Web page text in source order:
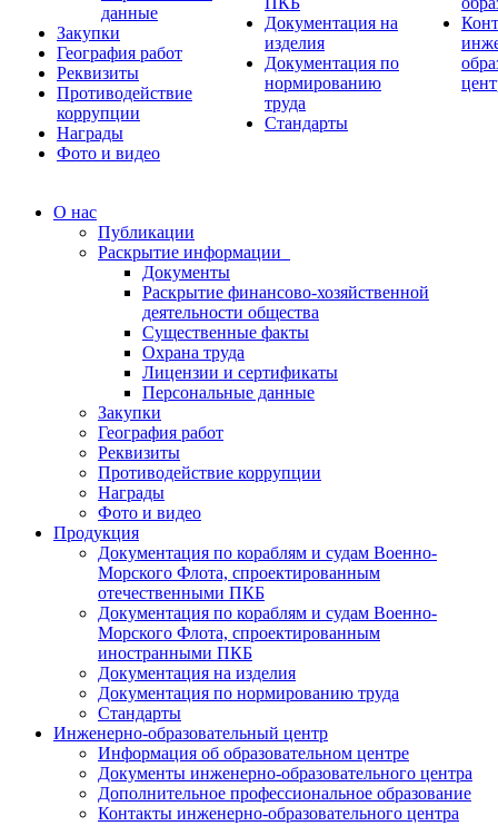
данные
Закупки
География работ
Реквизиты
Противодействие
коррупции
Награды
Фото и видео
Документация на
изделия
Документация по
нормированию
труда
Стандарты
О нас
Публикации
Раскрытие информации
Документы
Раскрытие финансово-хозяйственной
деятельности общества
Существенные факты
Охрана труда
Лицензии и сертификаты
Персональные данные
Закупки
География работ
Реквизиты
Противодействие коррупции
Награды
Фото и видео
Продукция
Документация по кораблям и судам Военно-
Морского Флота, спроектированным
отечественными ПКБ
Документация по кораблям и судам Военно-
Морского Флота, спроектированным
иностранными ПКБ
Документация на изделия
Документация по нормированию труда
Стандарты
Инженерно-образовательный центр
Информация об образовательном центре
Документы инженерно-образовательного центра
Дополнительное профессиональное образование
Контакты инженерно-образовательного центра